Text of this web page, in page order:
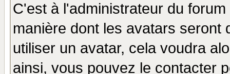
C'est à l'administrateur du
manière dont les avatars seront
utiliser un avatar, cela voudra
ainsi, vous pouvez le contacter